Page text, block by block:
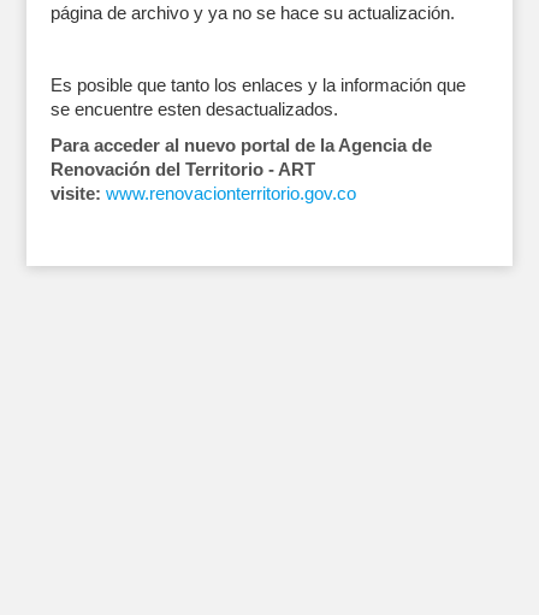
página de archivo y ya no se hace su actualización.
Es posible que tanto los enlaces y la información que
se encuentre esten desactualizados.
Para acceder al nuevo portal de la Agencia de
Renovación del Territorio - ART
visite: www.renovacionterritorio.gov.co